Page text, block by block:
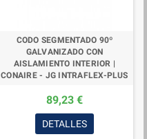
CODO SEGMENTADO 90º
GALVANIZADO CON
AISLAMIENTO INTERIOR |
CONAIRE - JG INTRAFLEX-PLUS
89,23 €
DETALLES